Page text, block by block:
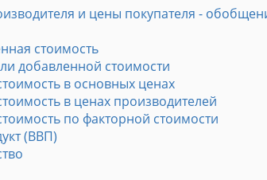
и цены покупателя -
стоимость
добавленной стоимости
в основных ценах
в ценах производителей
по факторной стоимости
(ВВП)